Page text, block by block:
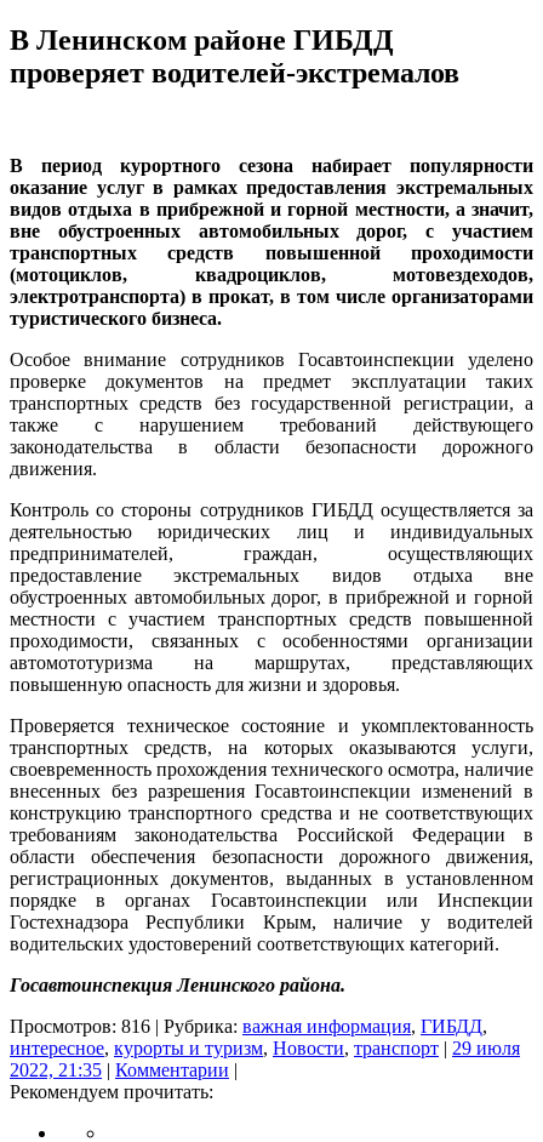
В Ленинском районе ГИБДД
проверяет водителей-экстремалов
В период курортного сезона набирает популярности
оказание услуг в рамках предоставления экстремальных
видов отдыха в прибрежной и горной местности, а значит,
вне обустроенных автомобильных дорог, с участием
транспортных средств повышенной проходимости
(мотоциклов, квадроциклов, мотовездеходов,
электротранспорта) в прокат, в том числе организаторами
туристического бизнеса.
Особое внимание сотрудников Госавтоинспекции уделено
проверке документов на предмет эксплуатации таких
транспортных средств без государственной регистрации, а
также с нарушением требований действующего
законодательства в области безопасности дорожного
движения.
Контроль со стороны сотрудников ГИБДД осуществляется за
деятельностью юридических лиц и индивидуальных
предпринимателей, граждан, осуществляющих
предоставление экстремальных видов отдыха вне
обустроенных автомобильных дорог, в прибрежной и горной
местности с участием транспортных средств повышенной
проходимости, связанных с особенностями организации
автомототуризма на маршрутах, представляющих
повышенную опасность для жизни и здоровья.
Проверяется техническое состояние и укомплектованность
транспортных средств, на которых оказываются услуги,
своевременность прохождения технического осмотра, наличие
внесенных без разрешения Госавтоинспекции изменений в
конструкцию транспортного средства и не соответствующих
требованиям законодательства Российской Федерации в
области обеспечения безопасности дорожного движения,
регистрационных документов, выданных в установленном
порядке в органах Госавтоинспекции или Инспекции
Гостехнадзора Республики Крым, наличие у водителей
водительских удостоверений соответствующих категорий.
Госавтоинспекция Ленинского района.
Просмотров: 816 | Рубрика: важная информация, ГИБДД,
интересное, курорты и туризм, Новости, транспорт | 29 июля
2022, 21:35 | Комментарии |
Рекомендуем прочитать: